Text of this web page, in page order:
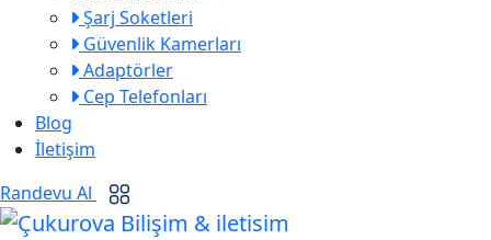
Şarj Soketleri
Güvenlik Kamerları
Adaptörler
Cep Telefonları
Blog
İletişim
Randevu Al